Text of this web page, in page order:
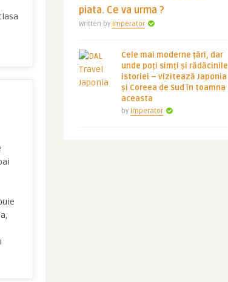
piata. Ce va urma ?
Written by Imperator
Cele mai moderne țări, dar
unde poți simți și rădăcinile
istoriei – vizitează Japonia
și Coreea de Sud în toamna
aceasta
by Imperator